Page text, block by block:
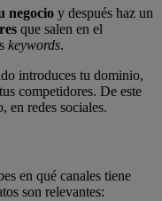
negocio y después haz un
que salen en el
keywords.
introduces tu dominio,
competidores. De este
en redes sociales.
en qué canales tiene
son relevantes: